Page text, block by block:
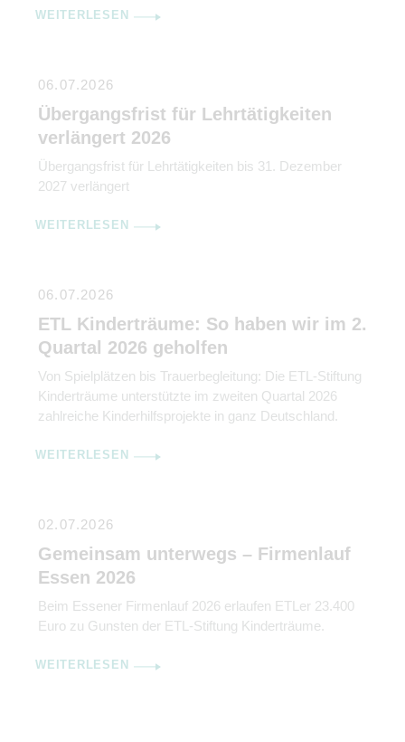
allem dann, wenn eine Geschäftsveräußerung im
Standorte […]
WEITERLESEN
06.07.2026
Übergangsfrist für Lehrtätigkeiten
verlängert 2026
Übergangsfrist für Lehrtätigkeiten bis 31. Dezember
2027 verlängert
WEITERLESEN
06.07.2026
ETL Kinderträume: So haben wir im 2.
Quartal 2026 geholfen
Von Spielplätzen bis Trauerbegleitung: Die ETL-Stiftung
Kinderträume unterstützte im zweiten Quartal 2026
zahlreiche Kinderhilfsprojekte in ganz Deutschland.
WEITERLESEN
02.07.2026
Gemeinsam unterwegs – Firmenlauf
Essen 2026
Beim Essener Firmenlauf 2026 erlaufen ETLer 23.400
Euro zu Gunsten der ETL-Stiftung Kinderträume.
WEITERLESEN